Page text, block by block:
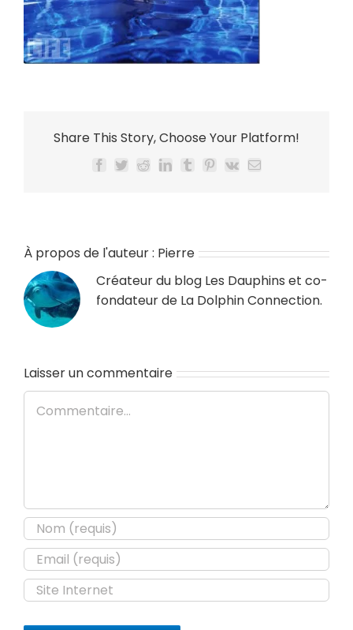
Share This Story, Choose Your Platform!
Facebook
TwitterRedditLinkedIn
TumblrPinterest
Vk Email
À propos de l'auteur : Pierre
Créateur du blog Les Dauphins et co-
fondateur de La Dolphin Connection.
Laisser un commentaire
Commentaire